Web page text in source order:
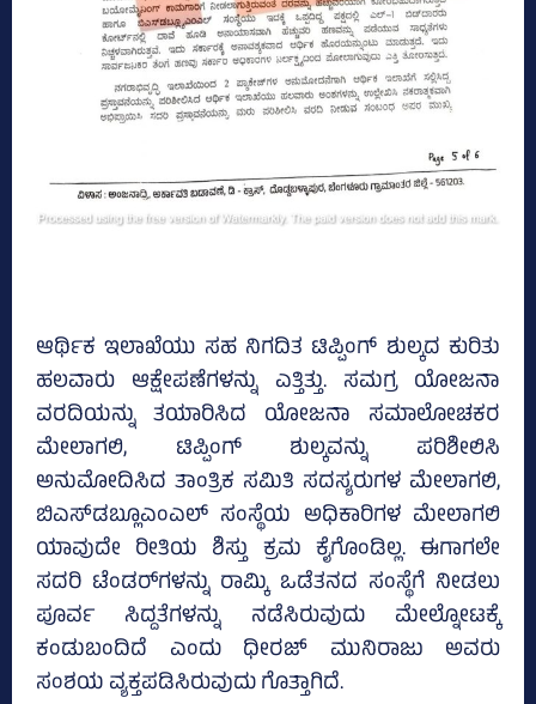
ಆರ್ಥಿಕ ಇಲಾಖೆಯು ಸಹ ನಿಗದಿತ ಟಿಪ್ಪಿಂಗ್ ಶುಲ್ಕದ ಕುರಿತು
ಹಲವಾರು ಆಕ್ಷೇಪಣೆಗಳನ್ನು ಎತ್ತಿತ್ತು. ಸಮಗ್ರ ಯೋಜನಾ
ವರದಿಯನ್ನು ತಯಾರಿಸಿದ ಯೋಜನಾ ಸಮಾಲೋಚಕರ
ಮೇಲಾಗಲಿ, ಟಿಪ್ಪಿಂಗ್ ಶುಲ್ಕವನ್ನು ಪರಿಶೀಲಿಸಿ
ಅನುಮೋದಿಸಿದ ತಾಂತ್ರಿಕ ಸಮಿತಿ ಸದಸ್ಯರುಗಳ ಮೇಲಾಗಲಿ,
ಬಿಎಸ್‌ಡಬ್ಲೂಎಂಎಲ್ ಸಂಸ್ಥೆಯ ಅಧಿಕಾರಿಗಳ ಮೇಲಾಗಲಿ
ಯಾವುದೇ ರೀತಿಯ ಶಿಸ್ತು ಕ್ರಮ ಕೈಗೊಂಡಿಲ್ಲ. ಈಗಾಗಲೇ
ಸದರಿ ಟೆಂಡರ್‌ಗಳನ್ನು ರಾಮ್ಕಿ ಒಡೆತನದ ಸಂಸ್ಥೆಗೆ ನೀಡಲು
ಪೂರ್ವ ಸಿದ್ದತೆಗಳನ್ನು ನಡೆಸಿರುವುದು ಮೇಲ್ನೋಟಕ್ಕೆ
ಕಂಡುಬಂದಿದೆ ಎಂದು ಧೀರಜ್ ಮುನಿರಾಜು ಅವರು
ಸಂಶಯ ವ್ಯಕ್ತಪಡಿಸಿರುವುದು ಗೊತ್ತಾಗಿದೆ.